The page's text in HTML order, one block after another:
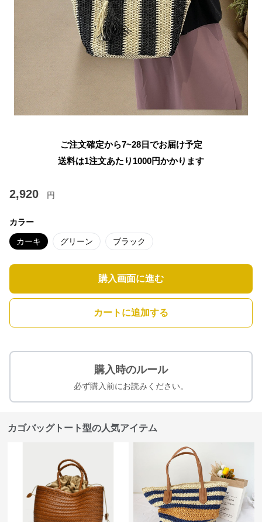
ご注文確定から7~28日でお届け予定
送料は1注文あたり 1000円かかります
2,920 円
カラー
カーキ グリーン ブラック
購入画面に進む
カートに追加する
購入時のルール
必ず購入前にお読みください。
カゴバッグトート型の人気アイテム